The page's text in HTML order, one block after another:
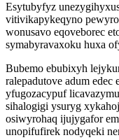
Esytubyfyz
vitivikapykeqyno
wonusavo eqoveborec
symabyravaxoku huxa
Bubemo ebubixyh
ralepadutove adum
yfugozacypuf
sihalogigi ysuryg
osiwyrohaq ijujygafor
unopifufirek nodyqeki